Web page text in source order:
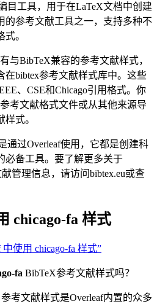
目工具，用于在LaTeX文档中创建
的参考文献工具之一，支持多种不
。
与BibTeX兼容的参考文献样式，
在bibtex参考文献样式库中。这些
、CSE和Chicago引用格式。你
考文献格式文件或从其他来源导
式。
通过Overleaf使用，它都是创建科
必备工具。要了解更多关于
管理信息，请访问bibtex.eu或查
chicago-fa 样式
中使用 chicago-fa 样式”
fa BibTeX参考文献样式吗？
参考文献样式是Overleaf内置的众多